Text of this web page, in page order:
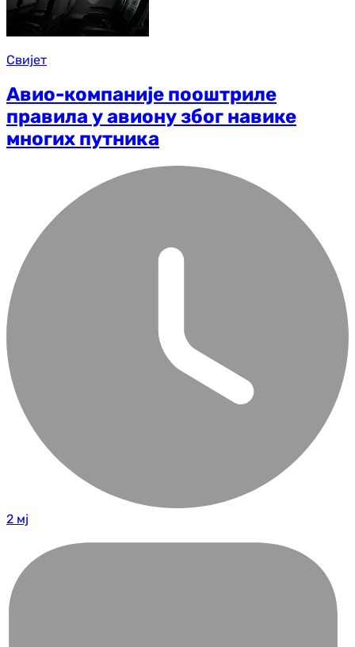
Свијет
Авио-компаније пооштриле
правила у авиону због навике
многих путника
2 мј